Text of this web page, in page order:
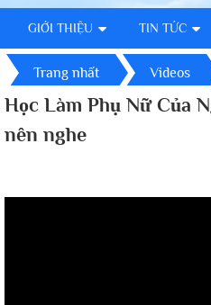
GIỚI THIỆU TIN TỨC
Trang nhất Videos
Học Làm Phụ Nữ Của
nên nghe